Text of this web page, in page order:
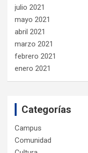
julio 2021
mayo 2021
abril 2021
marzo 2021
febrero 2021
enero 2021
Categorías
Campus
Comunidad